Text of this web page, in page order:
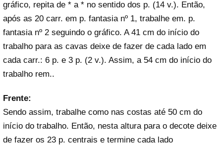
gráfico, repita de * a * no sentido dos p. (14 v.). Então,
após as 20 carr. em p. fantasia nº 1, trabalhe em. p.
fantasia nº 2 seguindo o gráfico. A 41 cm do início do
trabalho para as cavas deixe de fazer de cada lado em
cada carr.: 6 p. e 3 p. (2 v.). Assim, a 54 cm do início do
trabalho rem..
Frente:
Sendo assim, trabalhe como nas costas até 50 cm do
início do trabalho. Então, nesta altura para o decote deixe
de fazer os 23 p. centrais e termine cada lado